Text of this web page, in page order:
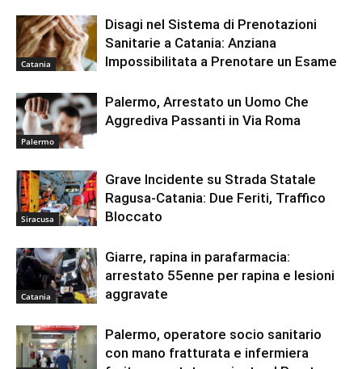
Catania
Disagi nel Sistema di Prenotazioni
Sanitarie a Catania: Anziana
Impossibilitata a Prenotare un Esame
Palermo
Palermo, Arrestato un Uomo Che
Aggrediva Passanti in Via Roma
Siracusa
Grave Incidente su Strada Statale
Ragusa-Catania: Due Feriti, Traffico
Bloccato
Catania
Giarre, rapina in parafarmacia:
arrestato 55enne per rapina e lesioni
aggravate
Palermo, operatore socio sanitario
con mano fratturata e infermiera